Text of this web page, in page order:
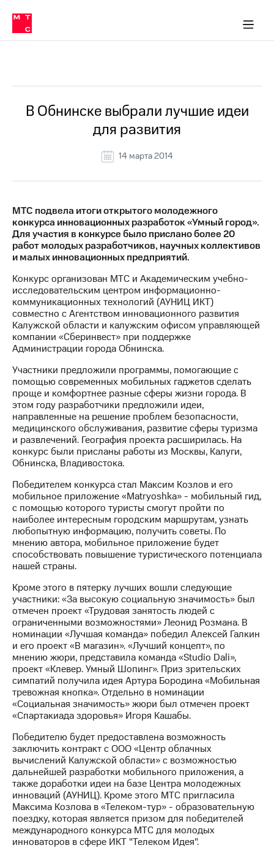
Медиа-центр
и акционерам
Устойчивое развитие
Комплаенс и деловая этика
компании
Карьера
История
компании
Руководство
Контакты
Медиа-центр
Пресс-
МТС
о технологиях
Достижения
Интервью
Финансовая
отчетность
Контакты
Новости
в
регионе
и акционерам
Корпоративное
управление
Корпоративный
секретарь
Раскрытие
информации
Информация
акционерам
Документы
ПАО
"МТС"
Собрания
акционеров
Личный
кабинет
акционера
Акционерный
капитал
Контроль
аудит
Рынок
акций
Описание
Программа
приобретения
Порядок
выкупа
акций
в МТС
Пресс-
релизы
о технологиях
В Обнинске выбрали лучшие идеи
для развития
14 марта 2014
МТС подвела итоги открытого молодежного
конкурса инновационных разработок «Умный город».
Для участия в конкурсе было прислано более 20
работ молодых разработчиков, научных коллективов
и малых инновационных предприятий.
Конкурс организован МТС и Академическим учебно-
исследовательским центром информационно-
коммуникационных технологий (АУНИЦ ИКТ)
совместно с Агентством инновационного развития
Калужской области и калужским офисом управляющей
компании «Сберинвест» при поддержке
Администрации города Обнинска.
Участники предложили программы, помогающие с
помощью современных мобильных гаджетов сделать
проще и комфортнее разные сферы жизни города. В
этом году разработчики предложили идеи,
направленные на решение проблем безопасности,
медицинского обслуживания, развитие сферы туризма
и развлечений. География проекта расширилась. На
конкурс были присланы работы из Москвы, Калуги,
Обнинска, Владивостока.
Победителем конкурса стал Максим Козлов и его
мобильное приложение «Matryoshka» - мобильный гид,
с помощью которого туристы смогут пройти по
наиболее интересным городским маршрутам, узнать
любопытную информацию, получить советы. По
мнению автора, мобильное приложение будет
способствовать повышение туристического потенциала
нашей страны.
Кроме этого в пятерку лучших вошли следующие
участники: «За высокую социальную значимость» был
отмечен проект «Трудовая занятость людей с
ограниченными возможностями» Леонид Розмана. В
номинации «Лучшая команда» победил Алексей Галкин
и его проект «В магазин». «Лучший концепт», по
мнению жюри, представила команда «Studio Dali»,
проект «Клевер. Умный Шопинг». Приз зрительских
симпатий получила идея Артура Бородина «Мобильная
тревожная кнопка». Отдельно в номинации
«Социальная значимость» жюри был отмечен проект
«Спартакиада здоровья» Игоря Кашабы.
Победителю будет предоставлена возможность
заключить контракт с ООО «Центр облачных
вычислений Калужской области» с возможностью
дальнейшей разработки мобильного приложения, а
также доработки идеи на базе Центра молодежных
инноваций (АУНИЦ). Кроме этого МТС пригласила
Максима Козлова в «Телеком-тур» - образовательную
поездку, которая является призом для победителей
международного конкурса МТС для молодых
инноваторов в сфере ИКТ "Телеком Идея".